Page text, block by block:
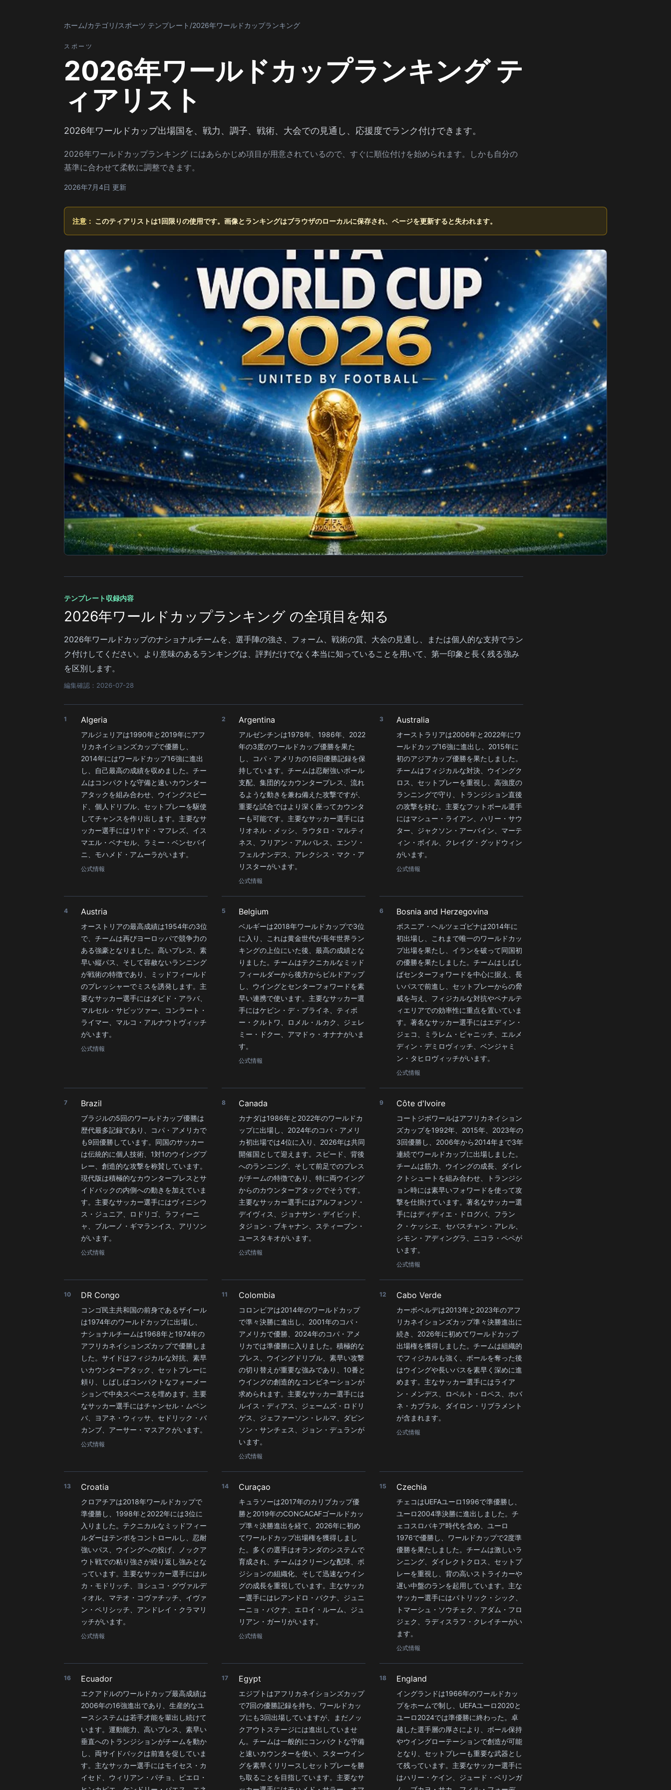
ホーム/カテゴリ /スポーツ テンプレート /2026年ワールドカップランキング
スポーツ
2026年ワールドカップランキング テ
ィアリスト
2026年ワールドカップ出場国を、戦力、調子、戦術、大会での見通し、応援度でランク付けできます。
2026年ワールドカップランキング にはあらかじめ項目が用意されているので、すぐに順位付けを始められます。しかも自分の
基準に合わせて柔軟に調整できます。
2026年7月4日 更新
注意： このティアリストは1回限りの使用です。画像とランキングはブラウザのローカルに保存され、ページを更新すると失われます。
テンプレート収録内容
2026年ワールドカップランキング の全項目を知る
2026年ワールドカップのナショナルチームを、選手陣の強さ、フォーム、戦術の質、大会の見通し、または個人的な支持でラン
ク付けしてください。より意味のあるランキングは、評判だけでなく本当に知っていることを用いて、第一印象と長く残る強み
を区別します。
編集確認：2026-07-28
1 Algeria
アルジェリアは1990年と2019年にアフ
リカネイションズカップで優勝し、
2014年にはワールドカップ16強に進出
し、自己最高の成績を収めました。チー
ムはコンパクトな守備と速いカウンター
アタックを組み合わせ、ウイングスピー
ド、個人ドリブル、セットプレーを駆使
してチャンスを作り出します。主要なサ
ッカー選手にはリヤド・マフレズ、イス
マエル・ベナセル、ラミー・ベンセバイ
ニ、モハメド・アムーラがいます。
公式情報
2 Argentina
アルゼンチンは1978年、1986年、2022
年の3度のワールドカップ優勝を果た
し、コパ・アメリカの16回優勝記録を保
持しています。チームは忍耐強いボール
支配、集団的なカウンタープレス、流れ
るような動きを兼ね備えた攻撃ですが、
重要な試合ではより深く座ってカウンタ
ーも可能です。主要なサッカー選手には
リオネル・メッシ、ラウタロ・マルティ
ネス、フリアン・アルバレス、エンソ・
フェルナンデス、アレクシス・マク・ア
リスターがいます。
公式情報
3 Australia
オーストラリアは2006年と2022年にワ
ールドカップ16強に進出し、2015年に
初のアジアカップ優勝を果たしました。
チームはフィジカルな対決、ウイングク
ロス、セットプレーを重視し、高強度の
ランニングで守り、トランジション直後
の攻撃を好む。主要なフットボール選手
にはマシュー・ライアン、ハリー・サウ
ター、ジャクソン・アーバイン、マーテ
ィン・ボイル、クレイグ・グッドウィン
がいます。
公式情報
4 Austria
オーストリアの最高成績は1954年の3位
で、チームは再びヨーロッパで競争力の
ある強豪となりました。高いプレス、素
早い縦パス、そして容赦ないランニング
が戦術の特徴であり、ミッドフィールド
のプレッシャーでミスを誘発します。主
要なサッカー選手にはダビド・アラバ、
マルセル・サビッツァー、コンラート・
ライマー、マルコ・アルナウトヴィッチ
がいます。
公式情報
5 Belgium
ベルギーは2018年ワールドカップで3位
に入り、これは黄金世代が長年世界ラン
キングの上位にいた後、最高の成績とな
りました。チームはテクニカルなミッド
フィールダーから後方からビルドアップ
し、ウイングとセンターフォワードを素
早い連携で使います。主要なサッカー選
手にはケビン・デ・ブライネ、ティボ
ー・クルトワ、ロメル・ルカク、ジェレ
ミー・ドクー、アマドゥ・オナナがいま
す。
公式情報
6 Bosnia and Herzegovina
ボスニア・ヘルツェゴビナは2014年に
初出場し、これまで唯一のワールドカッ
プ出場を果たし、イランを破って同国初
の優勝を果たしました。チームはしばし
ばセンターフォワードを中心に据え、長
いパスで前進し、セットプレーからの脅
威を与え、フィジカルな対抗やペナルテ
ィエリアでの効率性に重点を置いていま
す。著名なサッカー選手にはエディン・
ジェコ、ミラレム・ピャニッチ、エルメ
ディン・デミロヴィッチ、ベンジャミ
ン・タヒロヴィッチがいます。
公式情報
7 Brazil
ブラジルの5回のワールドカップ優勝は
歴代最多記録であり、コパ・アメリカで
も9回優勝しています。同国のサッカー
は伝統的に個人技術、1対1のウイングプ
レー、創造的な攻撃を称賛しています。
現代版は積極的なカウンタープレスとサ
イドバックの内側への動きを加えていま
す。主要なサッカー選手にはヴィニシウ
ス・ジュニア、ロドリゴ、ラフィーニ
ャ、ブルーノ・ギマランイス、アリソン
がいます。
公式情報
8 Canada
カナダは1986年と2022年のワールドカ
ップに出場し、2024年のコパ・アメリ
カ初出場では4位に入り、2026年は共同
開催国として迎えます。スピード、背後
へのランニング、そして前足でのプレス
がチームの特徴であり、特に両ウイング
からのカウンターアタックでそうです。
主要なサッカー選手にはアルフォンソ・
デイヴィス、ジョナサン・デイビッド、
タジョン・ブキャナン、スティーブン・
ユースタキオがいます。
公式情報
9 Côte d'Ivoire
コートジボワールはアフリカネイション
ズカップを1992年、2015年、2023年の
3回優勝し、2006年から2014年まで3年
連続でワールドカップに出場しました。
チームは筋力、ウイングの成長、ダイレ
クトシュートを組み合わせ、トランジシ
ョン時には素早いフォワードを使って攻
撃を仕掛けています。著名なサッカー選
手にはディディエ・ドログバ、フラン
ク・ケッシエ、セバスチャン・アレル、
シモン・アディングラ、ニコラ・ペペが
います。
公式情報
10 DR Congo
コンゴ民主共和国の前身であるザイール
は1974年のワールドカップに出場し、
ナショナルチームは1968年と1974年の
アフリカネイションズカップで優勝しま
した。サイドはフィジカルな対抗、素早
いカウンターアタック、セットプレーに
頼り、しばしばコンパクトなフォーメー
ションで中央スペースを埋めます。主要
なサッカー選手にはチャンセル・ムベン
バ、ヨアネ・ウィッサ、セドリック・バ
カンブ、アーサー・マスアクがいます。
公式情報
11 Colombia
コロンビアは2014年のワールドカップ
で準々決勝に進出し、2001年のコパ・
アメリカで優勝、2024年のコパ・アメ
リカでは準優勝に入りました。積極的な
プレス、ウイングドリブル、素早い攻撃
の切り替えが重要な強みであり、10番と
ウイングの創造的なコンビネーションが
求められます。主要なサッカー選手には
ルイス・ディアス、ジェームズ・ロドリ
ゲス、ジェファーソン・レルマ、ダビン
ソン・サンチェス、ジョン・デュランが
います。
公式情報
12 Cabo Verde
カーボベルデは2013年と2023年のアフ
リカネイションズカップ準々決勝進出に
続き、2026年に初めてワールドカップ
出場権を獲得しました。チームは組織的
でフィジカルも強く、ボールを奪った後
はウイングや長いパスを素早く深めに進
めます。主なサッカー選手にはライア
ン・メンデス、ロベルト・ロペス、ホバ
ネ・カブラル、ダイロン・リブラメント
が含まれます。
公式情報
13 Croatia
クロアチアは2018年ワールドカップで
準優勝し、1998年と2022年には3位に
入りました。テクニカルなミッドフィー
ルダーはテンポをコントロールし、忍耐
強いパス、ウイングへの投げ、ノックア
ウト戦での粘り強さが繰り返し強みとな
っています。主要なサッカー選手にはル
カ・モドリッチ、ヨシュコ・グヴァルデ
ィオル、マテオ・コヴァチッチ、イヴァ
ン・ペリシッチ、アンドレイ・クラマリ
ッチがいます。
公式情報
14 Curaçao
キュラソーは2017年のカリブカップ優
勝と2019年のCONCACAFゴールドカッ
プ準々決勝進出を経て、2026年に初め
てワールドカップ出場権を獲得しまし
た。多くの選手はオランダのシステムで
育成され、チームはクリーンな配球、ポ
ジションの組織化、そして迅速なウイン
グの成長を重視しています。主なサッカ
ー選手にはレアンドロ・バクナ、ジュニ
ーニョ・バクナ、エロイ・ルーム、ジュ
リアン・ガーリがいます。
公式情報
15 Czechia
チェコはUEFAユーロ1996で準優勝し、
ユーロ2004準決勝に進出しました。チ
ェコスロバキア時代を含め、ユーロ
1976で優勝し、ワールドカップで2度準
優勝を果たしました。チームは激しいラ
ンニング、ダイレクトクロス、セットプ
レーを重視し、背の高いストライカーや
遅い中盤のランを起用しています。主な
サッカー選手にはパトリック・シック、
トマーシュ・ソウチェク、アダム・フロ
ジェク、ラディスラフ・クレイチーがい
ます。
公式情報
16 Ecuador
エクアドルのワールドカップ最高成績は
2006年の16強進出であり、生産的なユ
ースシステムは若手才能を輩出し続けて
います。運動能力、高いプレス、素早い
垂直へのトランジションがチームを動か
し、両サイドバックは前進を促していま
す。主なサッカー選手にはモイセス・カ
イセド、ウィリアン・パチョ、ピエロ・
17 Egypt
エジプトはアフリカネイションズカップ
で7回の優勝記録を持ち、ワールドカッ
プにも3回出場していますが、まだノッ
クアウトステージには進出していませ
ん。チームは一般的にコンパクトな守備
と速いカウンターを使い、スターウイン
グを素早くリリースしセットプレーを勝
ち取ることを目指しています。主要なサ
18 England
イングランドは1966年のワールドカッ
プをホームで制し、UEFAユーロ2020と
ユーロ2024では準優勝に終わった。卓
越した選手層の厚さにより、ボール保持
やウイングローテーションで創造が可能
となり、セットプレーも重要な武器とし
て残っています。主要なサッカー選手に
はハリー・ケイン、ジュード・ベリンガ